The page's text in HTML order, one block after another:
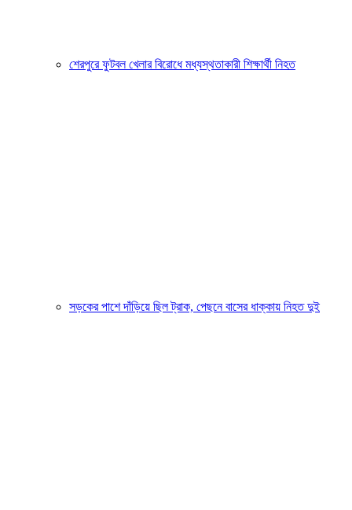
শেরপুরে ফুটবল খেলার বিরোধে মধ্যস্থতাকারী শিক্ষার্থী নিহত
সড়কের পাশে দাঁড়িয়ে ছিল ট্রাক, পেছনে বাসের ধাক্কায় নিহত দুই